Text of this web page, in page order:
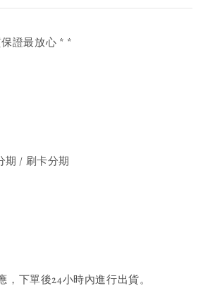
證最放心 * *
期 / 刷卡分期
下單後24小時內進行出貨。